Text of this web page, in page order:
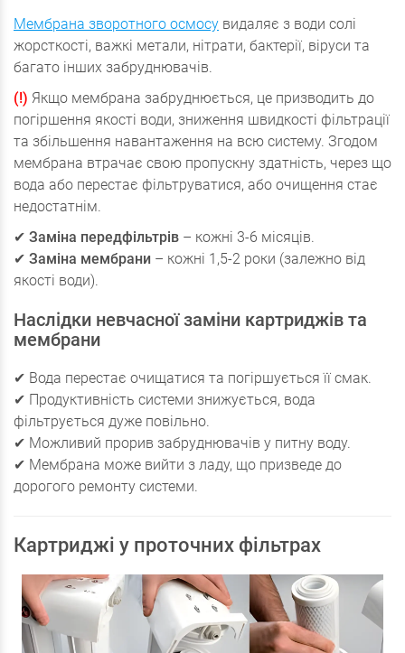
Мембрана зворотного осмосу видаляє з води солі
жорсткості, важкі метали, нітрати, бактерії, віруси та
багато інших забруднювачів.
(!) Якщо мембрана забруднюється, це призводить до
погіршення якості води, зниження швидкості фільтрації
та збільшення навантаження на всю систему. Згодом
мембрана втрачає свою пропускну здатність, через що
вода або перестає фільтруватися, або очищення стає
недостатнім.
✔ Заміна передфільтрів – кожні 3-6 місяців.
✔ Заміна мембрани – кожні 1,5-2 роки (залежно від
якості води).
Наслідки невчасної заміни картриджів та
мембрани
✔ Вода перестає очищатися та погіршується її смак.
✔ Продуктивність системи знижується, вода
фільтрується дуже повільно.
✔ Можливий прорив забруднювачів у питну воду.
✔ Мембрана може вийти з ладу, що призведе до
дорогого ремонту системи.
Картриджі у проточних фільтрах